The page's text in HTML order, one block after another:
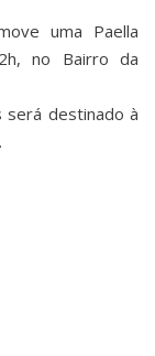
uma Paella
no Bairro da
destinado à